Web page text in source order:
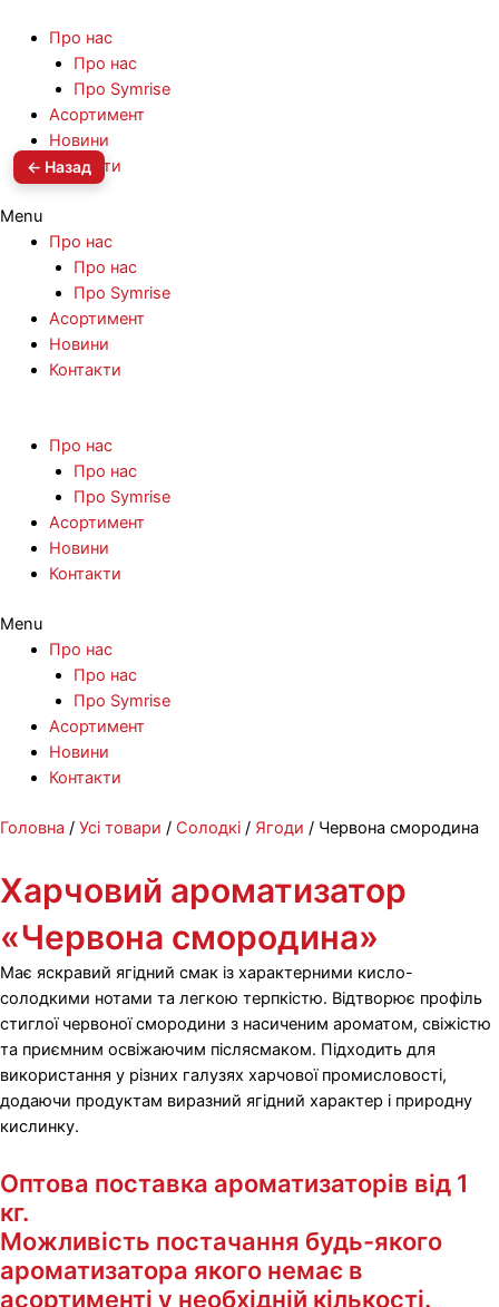
Про нас
Про нас
Про Symrise
Асортимент
Новини
Контакти
Menu
Про нас
Про нас
Про Symrise
Асортимент
Новини
Контакти
Про нас
Про нас
Про Symrise
Асортимент
Новини
Контакти
Menu
Про нас
Про нас
Про Symrise
Асортимент
Новини
Контакти
Перейти
вмісту
Головна / Усі товари / Солодкі / Ягоди / Червона смородина
Харчовий ароматизатор
«Червона смородина»
Має яскравий ягідний смак із характерними кисло-
солодкими нотами та легкою терпкістю. Відтворює профіль
стиглої червоної смородини з насиченим ароматом, свіжістю
та приємним освіжаючим післясмаком. Підходить для
використання у різних галузях харчової промисловості,
додаючи продуктам виразний ягідний характер і природну
кислинку.
Оптова поставка ароматизаторів від 1
кг.
Можливість постачання будь-якого
ароматизатора якого немає в
асортименті у необхідній кількості.
← Назад